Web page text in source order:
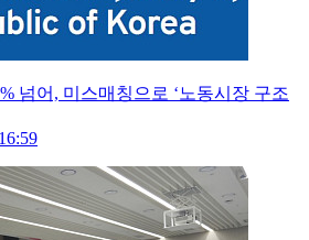
넘어, 미스매칭으로 ‘노동시장 구조